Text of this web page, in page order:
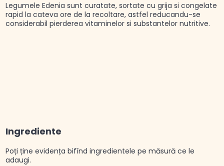
Legumele Edenia sunt curatate, sortate cu grija si congelate
rapid la cateva ore de la recoltare, astfel reducandu-se
considerabil pierderea vitaminelor si substantelor nutritive.
Ingrediente
Poți ține evidența bifînd ingredientele pe măsură ce le
adaugi.